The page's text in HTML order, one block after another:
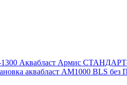
Аквабласт Армис
аквабласт AM1000 BLS без